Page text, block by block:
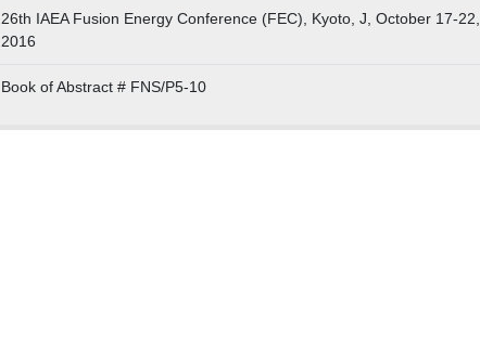
26th IAEA Fusion Energy Conference (FEC), Kyoto, J, October 17-22,
2016
Book of Abstract # FNS/P5-10